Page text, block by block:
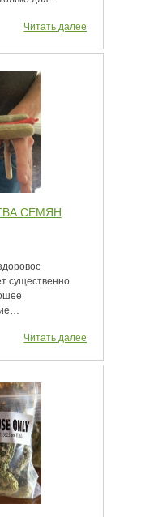
Читать далее
СЕМЯН
существенно
Читать далее